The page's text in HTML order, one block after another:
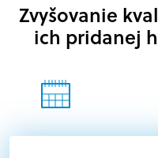
Zvyšovanie
ich pridanej